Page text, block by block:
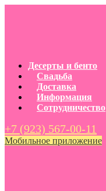
Десерты и бенто
Свадьба
Доставка
Информация
Сотрудничество
+7 (923) 567-00-11
Мобильное приложение